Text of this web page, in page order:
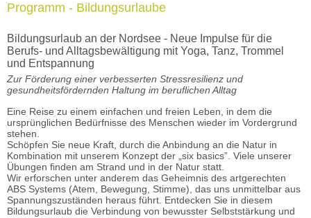
Programm - Bildungsurlaube
Bildungsurlaub an der Nordsee - Neue Impulse für die
Berufs- und Alltagsbewältigung mit Yoga, Tanz, Trommel
und Entspannung
Zur Förderung einer verbesserten Stressresilienz und
gesundheitsfördernden Haltung im beruflichen Alltag
Eine Reise zu einem einfachen und freien Leben, in dem die
ursprünglichen Bedürfnisse des Menschen wieder im Vordergrund
stehen.
Schöpfen Sie neue Kraft, durch die Anbindung an die Natur in
Kombination mit unserem Konzept der „six basics”. Viele unserer
Übungen finden am Strand und in der Natur statt.
Wir erforschen unter anderem das Geheimnis des artgerechten
ABS Systems (Atem, Bewegung, Stimme), das uns unmittelbar aus
Spannungszuständen heraus führt. Entdecken Sie in diesem
Bildungsurlaub die Verbindung von bewusster Selbststärkung und